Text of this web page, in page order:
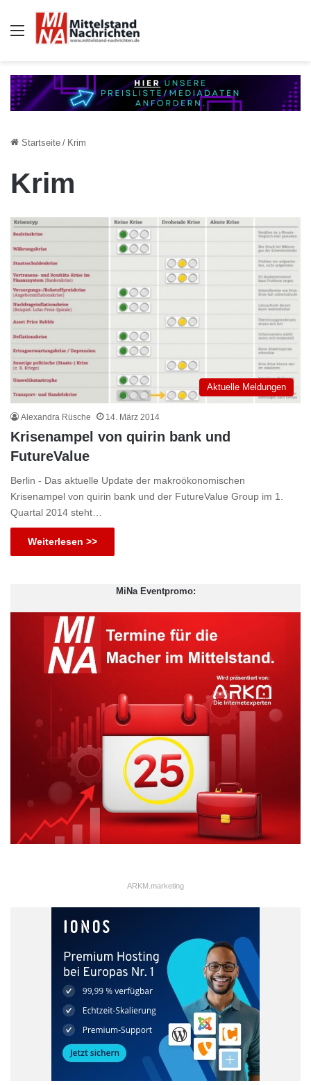
Auswahl
Startseite / Krim
Krim
Aktuelle Meldungen
Alexandra Rüsche 14. März 2014
Krisenampel von quirin bank und
FutureValue
Berlin - Das aktuelle Update der makroökonomischen
Krisenampel von quirin bank und der FutureValue Group im 1.
Quartal 2014 steht…
Weiterlesen >>
MiNa Eventpromo:
ARKM.marketing